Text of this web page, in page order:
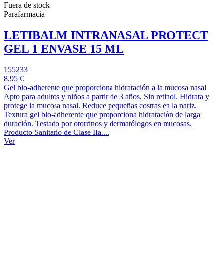
Fuera de stock
Parafarmacia
LETIBALM INTRANASAL PROTECT
GEL 1 ENVASE 15 ML
155233
8,95 €
Gel bio-adherente que proporciona hidratación a la mucosa nasal
Apto para adultos y niños a partir de 3 años. Sin retinol. Hidrata y
protege la mucosa nasal. Reduce pequeñas costras en la nariz.
Textura gel bio-adherente que proporciona hidratación de larga
duración. Testado por otorrinos y dermatólogos en mucosas.
Producto Sanitario de Clase IIa....
Ver